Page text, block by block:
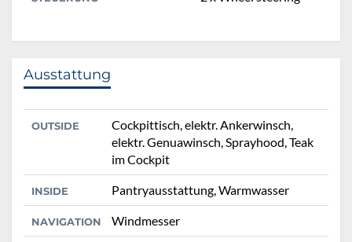
Ausstattung
OUTSIDE
Cockpittisch, elektr. Ankerwinsch,
elektr. Genuawinsch, Sprayhood, Teak
im Cockpit
INSIDE Pantryausstattung, Warmwasser
NAVIGATION Windmesser